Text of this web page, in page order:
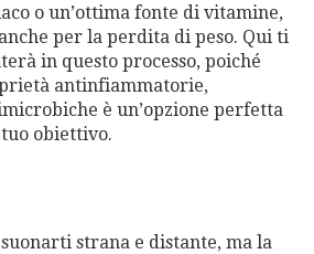
o un’ottima fonte di vitamine,
per la perdita di peso. Qui ti
in questo processo, poiché
antinfiammatorie,
è un’opzione perfetta
obiettivo.
strana e distante, ma la